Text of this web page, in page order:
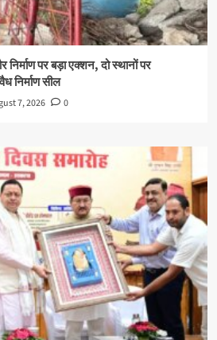
पर बड़ा एक्शन, दो स्थानों पर
निर्माण सील
7, 2026 0